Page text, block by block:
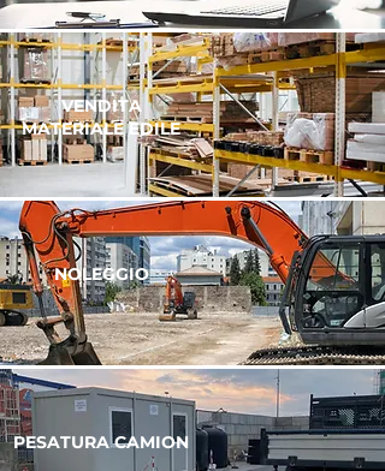
VENDITA
MATERIALE EDILE
NOLEGGIO
PESATURA CAMION